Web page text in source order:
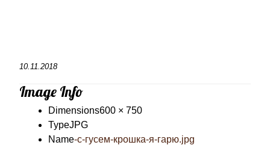
10.11.2018
Image Info
Dimensions600 × 750
TypeJPG
Name-с-гусем-крошка-я-гарю.jpg